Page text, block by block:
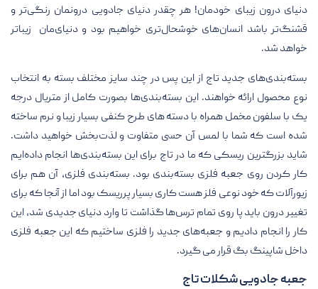
دنیای درون زیبای خودمان! هر چقدر دنیای جادویی درونمان رنگی‌تر و
قشنگ‌تر باشد انسان‌های خوشحال‌تری خواهیم بود و دنیای‌مان زیباتر
خواهد شد.
بسته‌بندی‌های جدید تاج از این پس در چند سایز مختلف بسته به انتخاب
نوع محصول ارائه خواهند. این بسته‌بندی‌ها بصورت کامل از متریال درجه
یک با سلفون مخمل همراه با دسته های طرح کنفی بسیار زیبا و نرم ساخته
شده است که شما با لمس آن حسی متفاوت و لذت‌بخش خواهید داشت.
شاید بزرگترین ریسکی که ما در تاج برای این بسته‌بندی‌ها انجام داده‌ایم
کار کردن روی جعبه فلزی بسته‌بندی بود. بسته‌بندی فلزی، آن هم برای
زیورآلات که خود نوعی فلز هست کاری بسیار پرریسک بود اما از آنجا که برای
تغییر درون باید پا روی تمام ترس‌ها گذاشت تا وارد دنیای جدیدی شد، این
کار را انجام دادیم و جعبه‌های جدید را فلزی ساختیم که این جعبه فلزی
داخل شاپینگ بگ قرار می گیرد.
جعبه جادویی شکلات تاج